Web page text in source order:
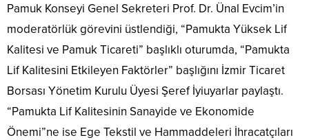
Pamuk Konseyi Genel Sekreteri Prof. Dr. Ünal Evcim’in
moderatörlük görevini üstlendiği, “Pamukta Yüksek Lif
Kalitesi ve Pamuk Ticareti” başlıklı oturumda, “Pamukta
Lif Kalitesini Etkileyen Faktörler” başlığını İzmir Ticaret
Borsası Yönetim Kurulu Üyesi Şeref İyiuyarlar paylaştı.
“Pamukta Lif Kalitesinin Sanayide ve Ekonomide
Önemi”ne ise Ege Tekstil ve Hammaddeleri İhracatçıları